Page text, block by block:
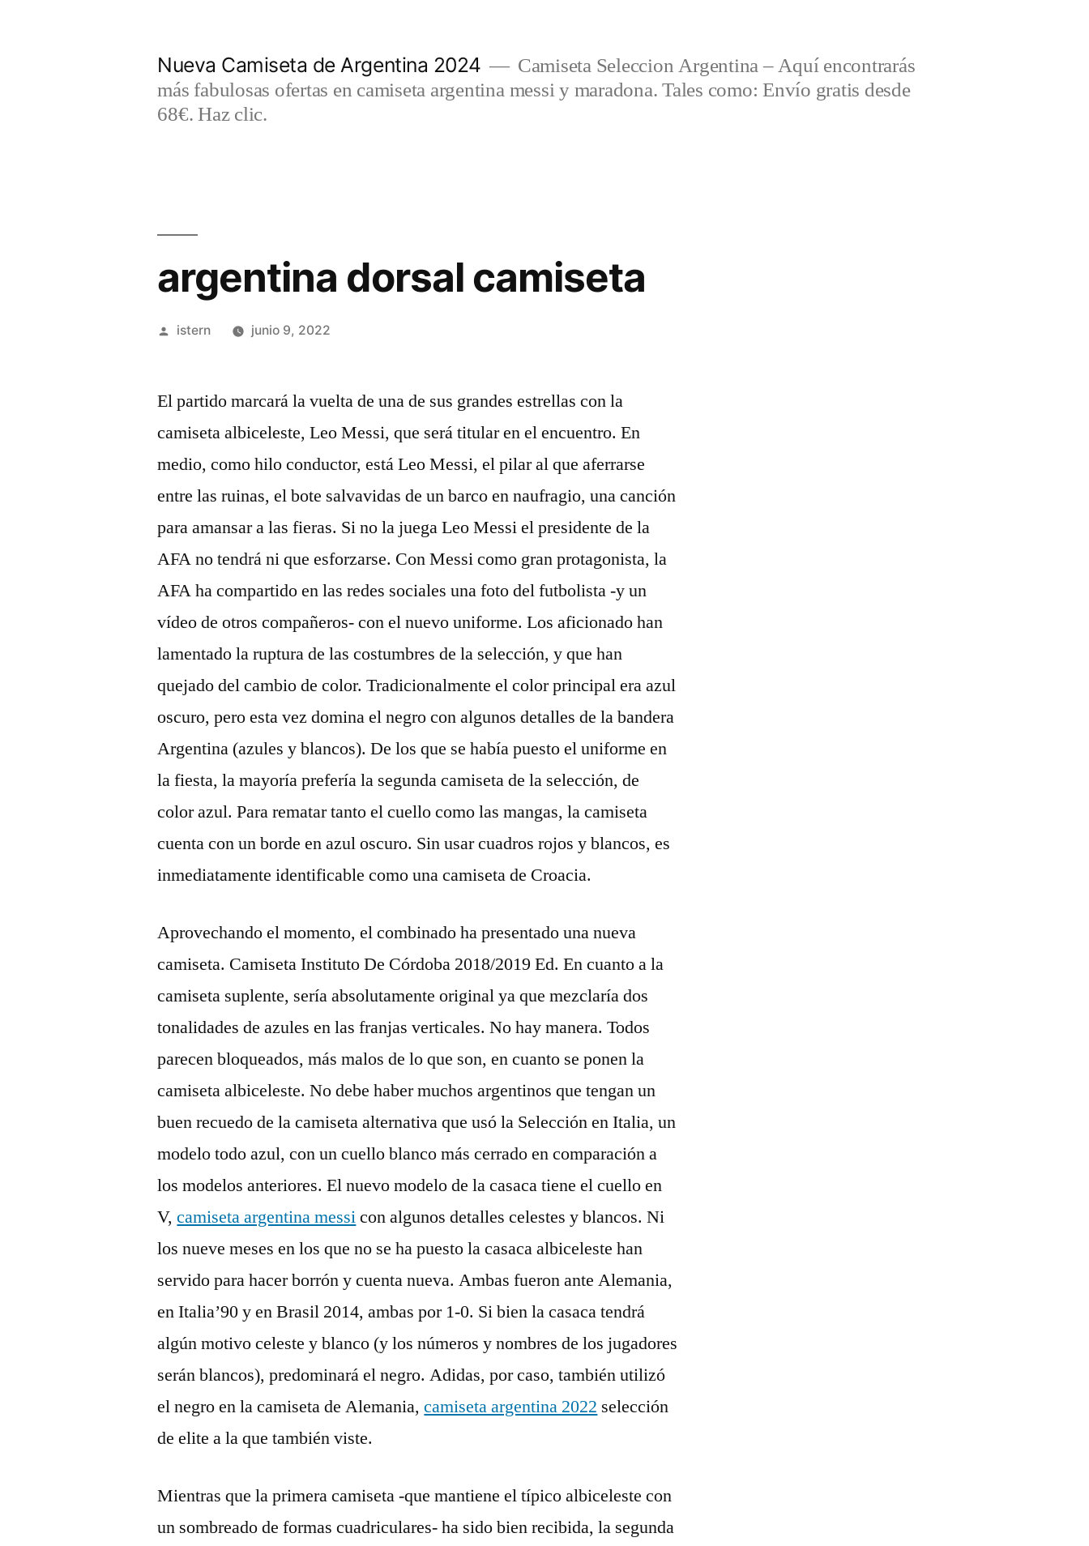
Nueva Camiseta de Argentina 2024
Camiseta Seleccion Argentina – Aquí encontrarás
más fabulosas ofertas en camiseta argentina messi y maradona. Tales como: Envío gratis desde
68€. Haz clic.
argentina dorsal camiseta
Publicado
istern junio 9, 2022
El partido marcará la vuelta de una de sus grandes estrellas con la
camiseta albiceleste, Leo Messi, que será titular en el encuentro. En
medio, como hilo conductor, está Leo Messi, el pilar al que aferrarse
entre las ruinas, el bote salvavidas de un barco en naufragio, una canción
para amansar a las fieras. Si no la juega Leo Messi el presidente de la
AFA no tendrá ni que esforzarse. Con Messi como gran protagonista, la
AFA ha compartido en las redes sociales una foto del futbolista -y un
vídeo de otros compañeros- con el nuevo uniforme. Los aficionado han
lamentado la ruptura de las costumbres de la selección, y que han
quejado del cambio de color. Tradicionalmente el color principal era azul
oscuro, pero esta vez domina el negro con algunos detalles de la bandera
Argentina (azules y blancos). De los que se había puesto el uniforme en
la fiesta, la mayoría prefería la segunda camiseta de la selección, de
color azul. Para rematar tanto el cuello como las mangas, la camiseta
cuenta con un borde en azul oscuro. Sin usar cuadros rojos y blancos, es
inmediatamente identificable como una camiseta de Croacia.
Aprovechando el momento, el combinado ha presentado una nueva
camiseta. Camiseta Instituto De Córdoba 2018/2019 Ed. En cuanto a la
camiseta suplente, sería absolutamente original ya que mezclaría dos
tonalidades de azules en las franjas verticales. No hay manera. Todos
parecen bloqueados, más malos de lo que son, en cuanto se ponen la
camiseta albiceleste. No debe haber muchos argentinos que tengan un
buen recuedo de la camiseta alternativa que usó la Selección en Italia, un
modelo todo azul, con un cuello blanco más cerrado en comparación a
los modelos anteriores. El nuevo modelo de la casaca tiene el cuello en
V,camiseta argentina messicon algunos detalles celestes y blancos. Ni
los nueve meses en los que no se ha puesto la casaca albiceleste han
servido para hacer borrón y cuenta nueva. Ambas fueron ante Alemania,
en Italia’90 y en Brasil 2014, ambas por 1-0. Si bien la casaca tendrá
algún motivo celeste y blanco (y los números y nombres de los jugadores
serán blancos), predominará el negro. Adidas, por caso, también utilizó
el negro en la camiseta de Alemania,camiseta argentina 2022 selección
de elite a la que también viste.
Mientras que la primera camiseta -que mantiene el típico albiceleste con
un sombreado de formas cuadriculares- ha sido bien recibida, la segunda